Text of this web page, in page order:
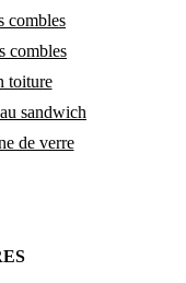
combles
combles
toiture
sandwich
de verre